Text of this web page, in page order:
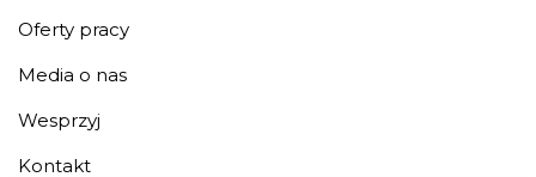
Oferty pracy
Media o nas
Wesprzyj
Kontakt